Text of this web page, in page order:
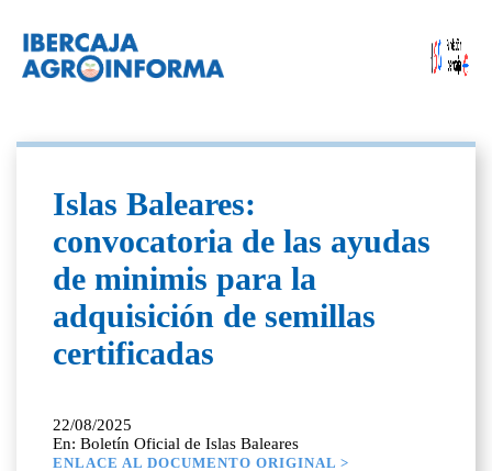
Islas Baleares:
convocatoria de las ayudas
de minimis para la
adquisición de semillas
certificadas
22/08/2025
En: Boletín Oficial de Islas Baleares
ENLACE AL DOCUMENTO ORIGINAL >